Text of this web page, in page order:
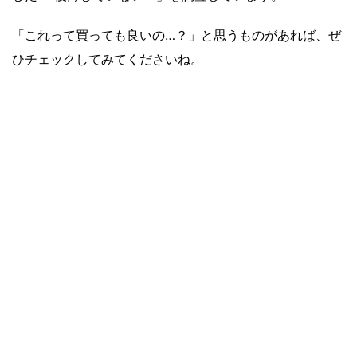
「これって買っても良いの…？」と思うものがあれば、ぜ
ひチェックしてみてくださいね。